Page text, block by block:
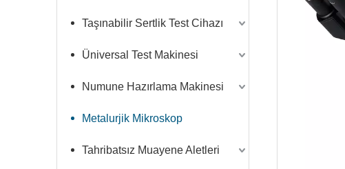
Taşınabilir Sertlik Test Cihazı
Üniversal Test Makinesi
Numune Hazırlama Makinesi
Metalurjik Mikroskop
Tahribatsız Muayene Aletleri